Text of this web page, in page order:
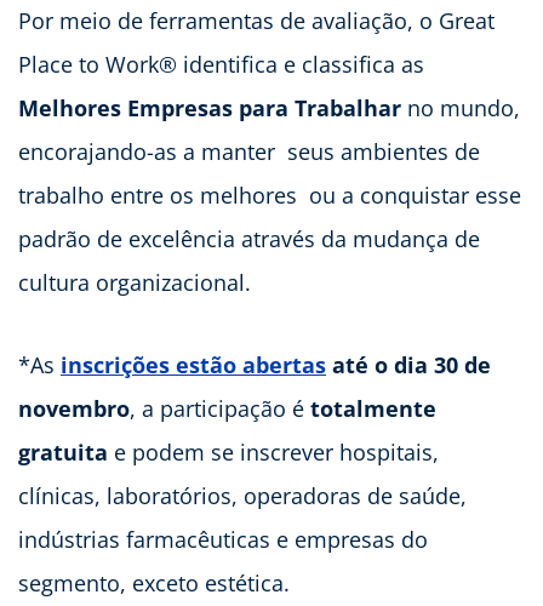
Por meio de ferramentas de avaliação, o Great
Place to Work® identifica e classifica as
Melhores Empresas para Trabalhar no mundo,
encorajando-as a manter seus ambientes de
trabalho entre os melhores ou a conquistar esse
padrão de excelência através da mudança de
cultura organizacional.
*As inscrições estão abertas até o dia 30 de
novembro, a participação é totalmente
gratuita e podem se inscrever hospitais,
clínicas, laboratórios, operadoras de saúde,
indústrias farmacêuticas e empresas do
segmento, exceto estética.